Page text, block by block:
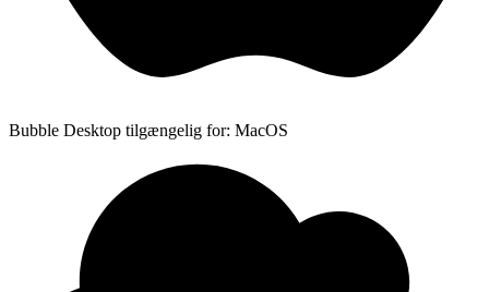
Bubble Desktop tilgængelig for: MacOS